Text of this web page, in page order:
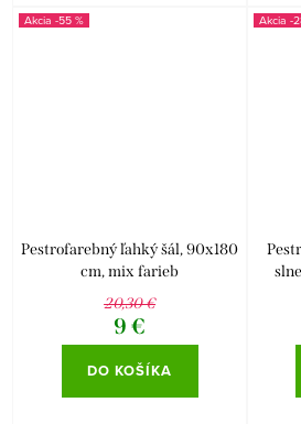
-55 %
Pestrofarebný ľahký šál, 90x180
cm, mix farieb
20,30 €
9 €
DO KOŠÍKA
-